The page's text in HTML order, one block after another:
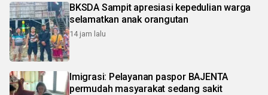
BKSDA Sampit apresiasi kepedulian warga
selamatkan anak orangutan
14 jam lalu
Imigrasi: Pelayanan paspor BAJENTA
permudah masyarakat sedang sakit